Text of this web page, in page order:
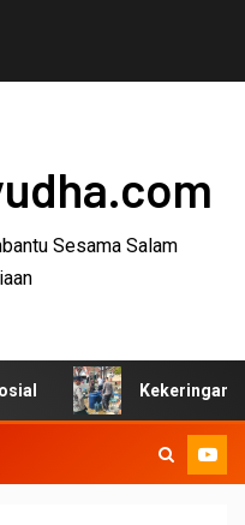
Sesama Salam
Kekeringan Melanda